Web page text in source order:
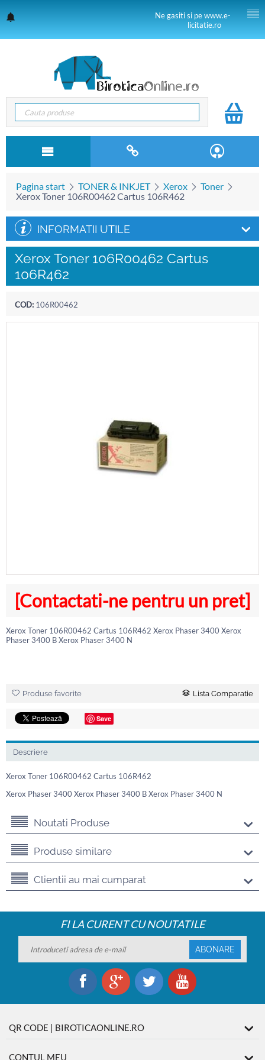
Ne gasiti si pe www.e-
licitatie.ro
Pagina start TONER & INKJET Xerox
Toner
Xerox Toner 106R00462 Cartus 106R462
INFORMATII UTILE
Xerox Toner 106R00462 Cartus
106R462
COD: 106R00462
[Contactati-ne pentru un pret]
Xerox Toner 106R00462 Cartus 106R462 Xerox Phaser 3400 Xerox
Phaser 3400 B Xerox Phaser 3400 N
Produse favorite Lista Comparatie
Save
Descriere
Xerox Toner 106R00462 Cartus 106R462
Xerox Phaser 3400 Xerox Phaser 3400 B Xerox Phaser 3400 N
Noutati Produse
Produse similare
Clientii au mai cumparat
FI LA CURENT CU NOUTATILE
ABONARE
QR CODE | BIROTICAONLINE.RO
CONTUL MEU